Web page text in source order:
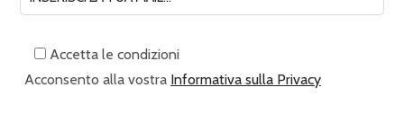
Accetta le condizioni
Acconsento alla vostra Informativa sulla Privacy